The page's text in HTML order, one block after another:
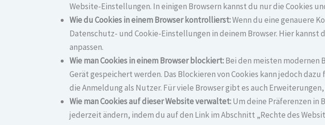
Website-Einstellungen. In einigen Browsern kannst du nur die Cookies
Wie du Cookies in einem Browser kontrollierst:Wenn du eine genauere
Datenschutz- und Cookie-Einstellungen in deinem Browser. Hier
anpassen.
Wie man Cookies in einem Browser blockiert:Bei den meisten modernen
Gerät gespeichert werden. Das Blockieren von Cookies kann jedoch
die Anmeldung als Nutzer. Für viele Browser gibt es auch
Wie man Cookies auf dieser Website verwaltet:Um deine Präferenzen in
jederzeit ändern, indem du auf den Link im Abschnitt „Rechte des